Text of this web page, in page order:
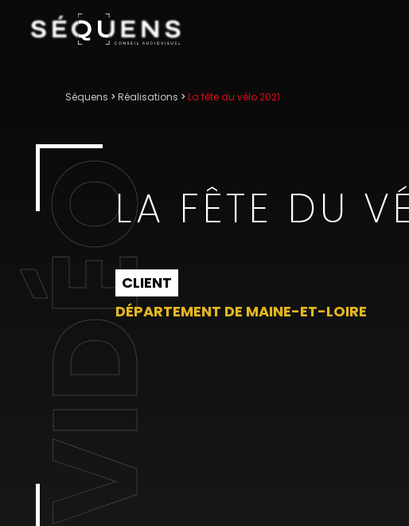
Séquens >Réalisations >La fête du vélo 2021
LA FÊTE DU
CLIENT
DÉPARTEMENT DE MAINE-ET-LOIRE
VIDÉO